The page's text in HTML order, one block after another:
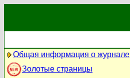
Общая информация о журнале
Золотые страницы